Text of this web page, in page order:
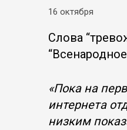
16 октября
Слова
«Пока на
интернета
низким